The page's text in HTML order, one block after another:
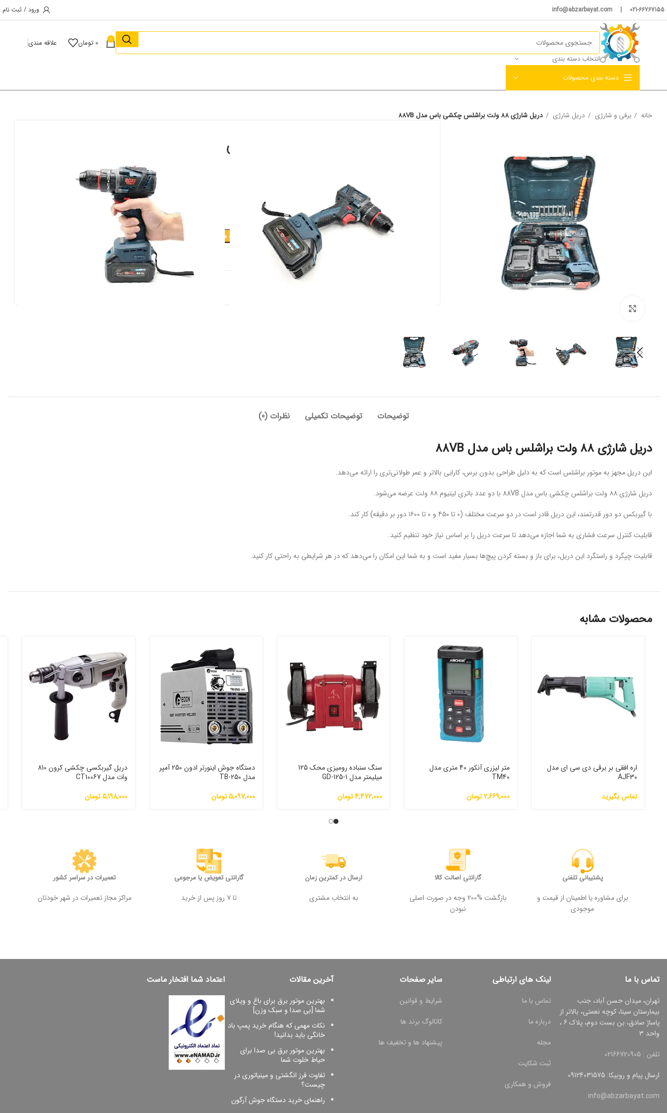
021-66767155 | info@abzarbayat.com ورود / ثبت نام
انتخاب دسته بندی
0
0 تومان علاقه مندی
دسته بندی محصولات
خانه برقی و شارژی دریل شارژی دریل شارژی ۸۸ ولت براشلس چکشی باس مدل 88VB
دریل شارژی ۸۸ ولت براشلس چکشی باس مدل
تومان
افزودن به سبد خرید
توضیحات توضیحات تکمیلی نظرات (0)
دریل شارژی ۸۸ ولت براشلس باس مدل 88VB
این دریل مجهز به موتور براشلس است که به دلیل طراحی بدون برس، کارایی بالاتر و عمر طولانی‌تری را ارائه می‌دهد.
دریل شارژی ۸۸ ولت براشلس چکشی باس مدل 88VB با دو عدد باتری لیتیوم ۸۸ ولت عرضه می‌شود.
با گیربکس دو دور قدرتمند، این دریل قادر است در دو سرعت مختلف (۰ تا ۴۵۰ و ۰ تا ۱۶۰۰ دور بر دقیقه) کار کند.
قابلیت کنترل سرعت فشاری به شما اجازه می‌دهد تا سرعت دریل را بر اساس نیاز خود تنظیم کنید.
قابلیت چپگرد و راستگرد این دریل، برای باز و بسته کردن پیچ‌ها بسیار مفید است و به شما این امکان را می‌دهد که در هر شرایطی به راحتی کار کنید.
محصولات مشابه
اره افقی بر برقی دی سی ای مدل
AJF30
تماس بگیرید
متر لیزری آنکور 40 متری مدل
TM40
2,669,000تومان
سنگ سنباده رومیزی محک 125
میلیمتر مدل GD-125-1
4,472,000تومان
دستگاه جوش اینورتر ادون 250 آمپر
مدل TB-250
5,097,000تومان
دریل گیربکسی چکشی کرون 810
وات مدل CT10067
5,198,000تومان
پشتیبانی تلفنی
برای مشاوره یا اطمینان از قیمت و
موجودی
گارانتی اصالت کالا
بازگشت %200 وجه در صورت اصلی
نبودن
ارسال در کمترین زمان
به انتخاب مشتری
گارانتی تعویض یا مرجوعی
تا ۷ روز پس از خرید
تعمیرات در سراسر کشور
مراکز مجاز تعمیرات در شهر خودتان
تماس با ما
تهران، میدان حسن آباد، جنب
بیمارستان سینا، کوچه نعمتی، بالاتر از
پاساژ صادق، بن بست دوم، پلاک 6 ،
واحد 3
تلفن : 02166720905
ارسال پیام و روبیکا: 09124031575
info@abzarbayat.com
لینک های ارتباطی
تماس با ما
درباره ما
مجله
ثبت شکایت
فروش و همکاری
سایر صفحات
شرایط و قوانین
کاتالوگ برند ها
پیشنهاد ها و تخفیف ها
آخرین مقالات
بهترین موتور برق برای باغ و ویلای
شما [بی صدا و سبک وزن]
نکات مهمی که هنگام خرید پمپ باد
خانگی باید بدانید!
بهترین موتور برق بی صدا برای
حیاط خلوت شما
تفاوت فرز انگشتی و مینیاتوری در
چیست؟
راهنمای خرید دستگاه جوش آرگون
اعتماد شما افتخار ماست